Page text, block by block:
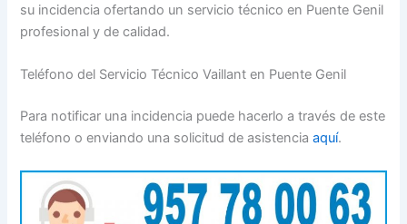
su incidencia ofertando un servicio técnico en Puente Genil
profesional y de calidad.
Teléfono del Servicio Técnico Vaillant en Puente Genil
Para notificar una incidencia puede hacerlo a través de este
teléfono o enviando una solicitud de asistenciaaquí.